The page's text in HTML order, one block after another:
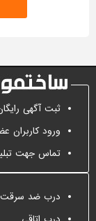
ثبت آگهی
ورود کاربران
تماس جهت
درب ضد سرقت